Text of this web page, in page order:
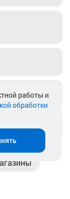
работы и
обработки